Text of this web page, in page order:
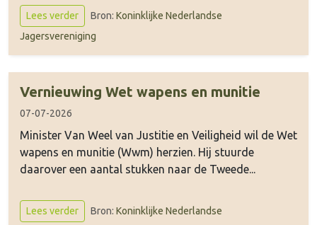
Lees verder Bron: Koninklijke Nederlandse
Jagersvereniging
Vernieuwing Wet wapens en munitie
07-07-2026
Minister Van Weel van Justitie en Veiligheid wil de Wet
wapens en munitie (Wwm) herzien. Hij stuurde
daarover een aantal stukken naar de Tweede...
Lees verder Bron: Koninklijke Nederlandse